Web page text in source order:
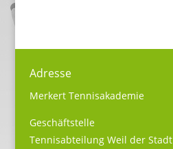
Adresse
Merkert Tennisakademie
Geschäftstelle
Tennisabteilung Weil der Stadt